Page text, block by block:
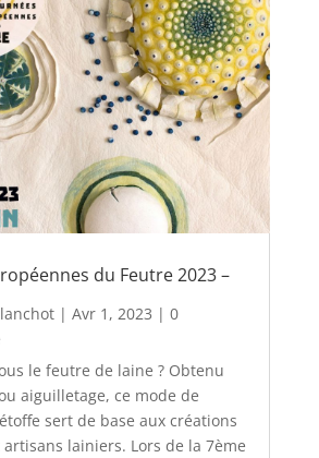
du Feutre 2023 –
| Avr 1, 2023 | 0
le feutre de laine ? Obtenu
aiguilletage, ce mode de
sert de base aux créations
lainiers. Lors de la 7ème